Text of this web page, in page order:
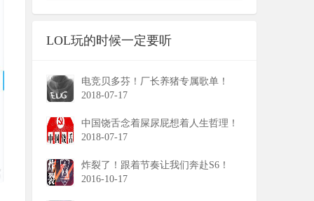
LOL玩的时候一定要听
电竞贝多芬！厂长养猪专属歌单！
2018-07-17
中国饶舌念着屎尿屁想着人生哲理！
2018-07-17
炸裂了！跟着节奏让我们奔赴S6！
2016-10-17